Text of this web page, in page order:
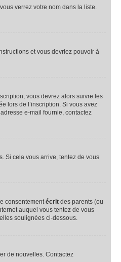
verrez votre nom dans la liste.
et vous devriez pouvoir à
vous devrez alors suivre les
lors de l’inscription. Si vous avez
e-mail fournie, contactez
Si cela vous arrive, tentez de vous
consentementécrit des parents (ou
auquel vous tentez de vous
soulignées ci-dessous.
de nouvelles. Contactez